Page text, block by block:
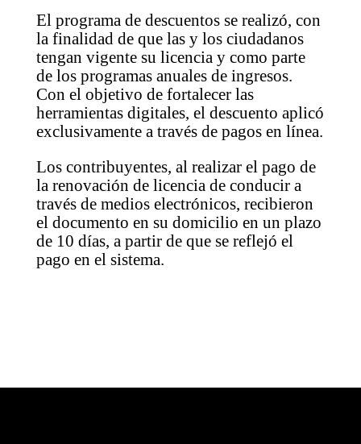
El programa de descuentos se realizó, con
la finalidad de que las y los ciudadanos
tengan vigente su licencia y como parte
de los programas anuales de ingresos.
Con el objetivo de fortalecer las
herramientas digitales, el descuento aplicó
exclusivamente a través de pagos en línea.
Los contribuyentes, al realizar el pago de
la renovación de licencia de conducir a
través de medios electrónicos, recibieron
el documento en su domicilio en un plazo
de 10 días, a partir de que se reflejó el
pago en el sistema.